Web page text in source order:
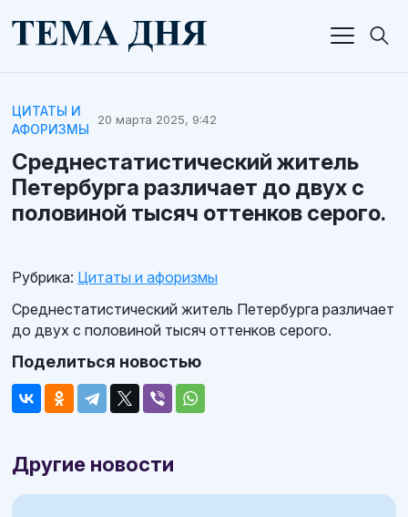
ЦИТАТЫ И
АФОРИЗМЫ
20 марта 2025, 9:42
Среднестатистический житель
Петербурга различает до двух с
половиной тысяч оттенков серого.
Рубрика: Цитаты и афоризмы
Среднестатистический житель Петербурга различает
до двух с половиной тысяч оттенков серого.
Поделиться новостью
Другие новости